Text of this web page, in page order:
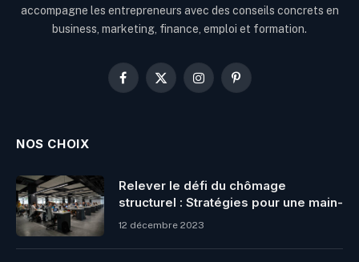
accompagne les entrepreneurs avec des conseils concrets en
business, marketing, finance, emploi et formation.
Facebook
X
InstagramPinterest
NOS CHOIX
Relever le défi du chômage
structurel : Stratégies pour une main-
12 décembre 2023